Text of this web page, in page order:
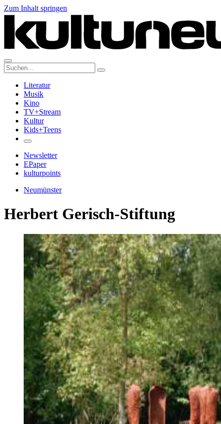
Zum Inhalt springen
Suche:
Literatur
Musik
Kino
TV+Stream
Kultur
Kids+Teens
Newsletter
EPaper
kulturpoints
Neumünster
Herbert Gerisch-Stiftung